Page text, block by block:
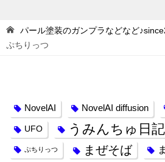
パール塗装のガンプラなどなど
ぷちりっつ
NovelAI NovelAI diffusion
UFO うみんちゅ日記
ぷちりっつ まぜそば